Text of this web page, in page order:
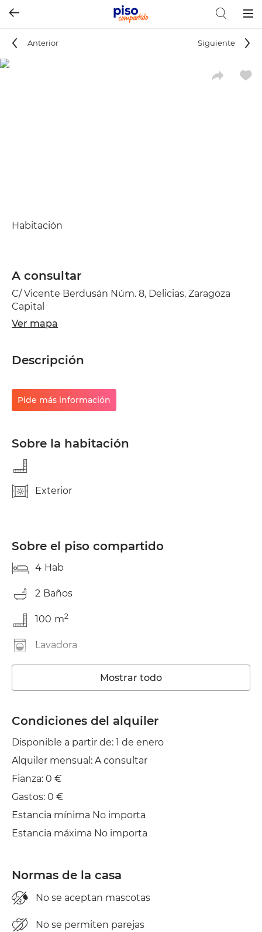
Anterior Siguiente
Habitación
A consultar
C/ Vicente Berdusán Núm. 8, Delicias, Zaragoza
Capital
Ver mapa
Descripción
Pide más información
Sobre la habitación
Exterior
Sobre el piso compartido
4 Hab
2 Baños
100 m2
Lavadora
Jardín/Terraza
Mostrar todo
Condiciones del alquiler
Disponible a partir de: 1 de enero
Alquiler mensual: A consultar
Fianza: 0 €
Gastos: 0 €
Estancia mínima No importa
Estancia máxima No importa
Normas de la casa
No se aceptan mascotas
No se permiten parejas